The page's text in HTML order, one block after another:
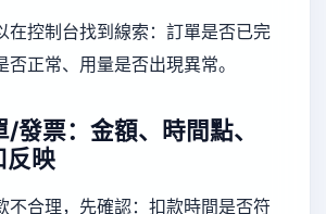
在控制台找到線索：訂單是否已完
否正常、用量是否出現異常。
發票：金額、時間點、
反映
不合理，先確認：扣款時間是否符